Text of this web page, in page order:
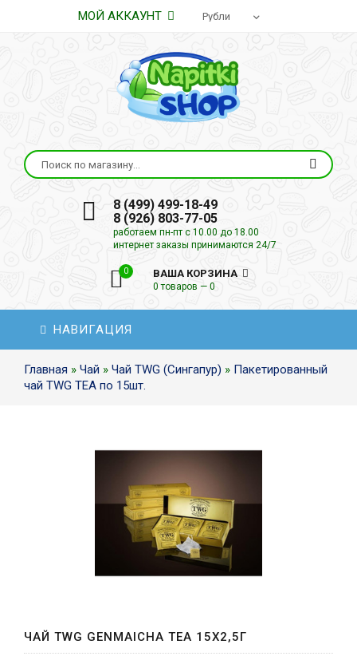
МОЙ АККАУНТ
8 (499) 499-18-49
8 (926) 803-77-05
работаем пн-пт с 10.00 до 18.00
интернет заказы принимаются 24/7
0 ВАША КОРЗИНА
0 товаров — 0
НАВИГАЦИЯ
Главная » Чай » Чай TWG (Сингапур) » Пакетированный
чай TWG TEA по 15шт.
ЧАЙ TWG GENMAICHA TEA 15Х2,5Г